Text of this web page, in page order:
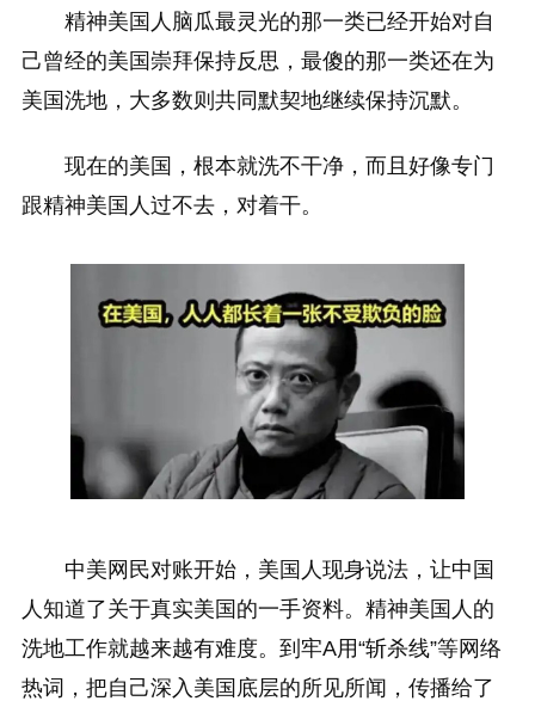
精神美国人脑瓜最灵光的那一类已经开始对自
己曾经的美国崇拜保持反思，最傻的那一类还在为
美国洗地，大多数则共同默契地继续保持沉默。
现在的美国，根本就洗不干净，而且好像专门
跟精神美国人过不去，对着干。
中美网民对账开始，美国人现身说法，让中国
人知道了关于真实美国的一手资料。精神美国人的
洗地工作就越来越有难度。到牢A用“斩杀线”等网络
热词，把自己深入美国底层的所见所闻，传播给了